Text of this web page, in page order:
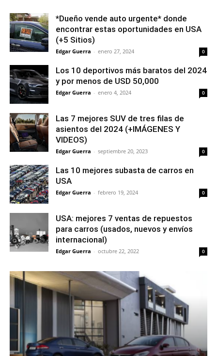
*Dueño vende auto urgente* donde
encontrar estas oportunidades en USA
(+5 Sitios)
Edgar Guerra - enero 27, 2024 0
Los 10 deportivos más baratos del 2024
y por menos de USD 50,000
Edgar Guerra - enero 4, 2024 0
Las 7 mejores SUV de tres filas de
asientos del 2024 (+IMÁGENES Y
VIDEOS)
Edgar Guerra - septiembre 20, 2023 0
Las 10 mejores subasta de carros en
USA
Edgar Guerra - febrero 19, 2024 0
USA: mejores 7 ventas de repuestos
para carros (usados, nuevos y envíos
internacional)
Edgar Guerra - octubre 22, 2022 0